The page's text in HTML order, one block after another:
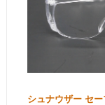
シュナウザー セ